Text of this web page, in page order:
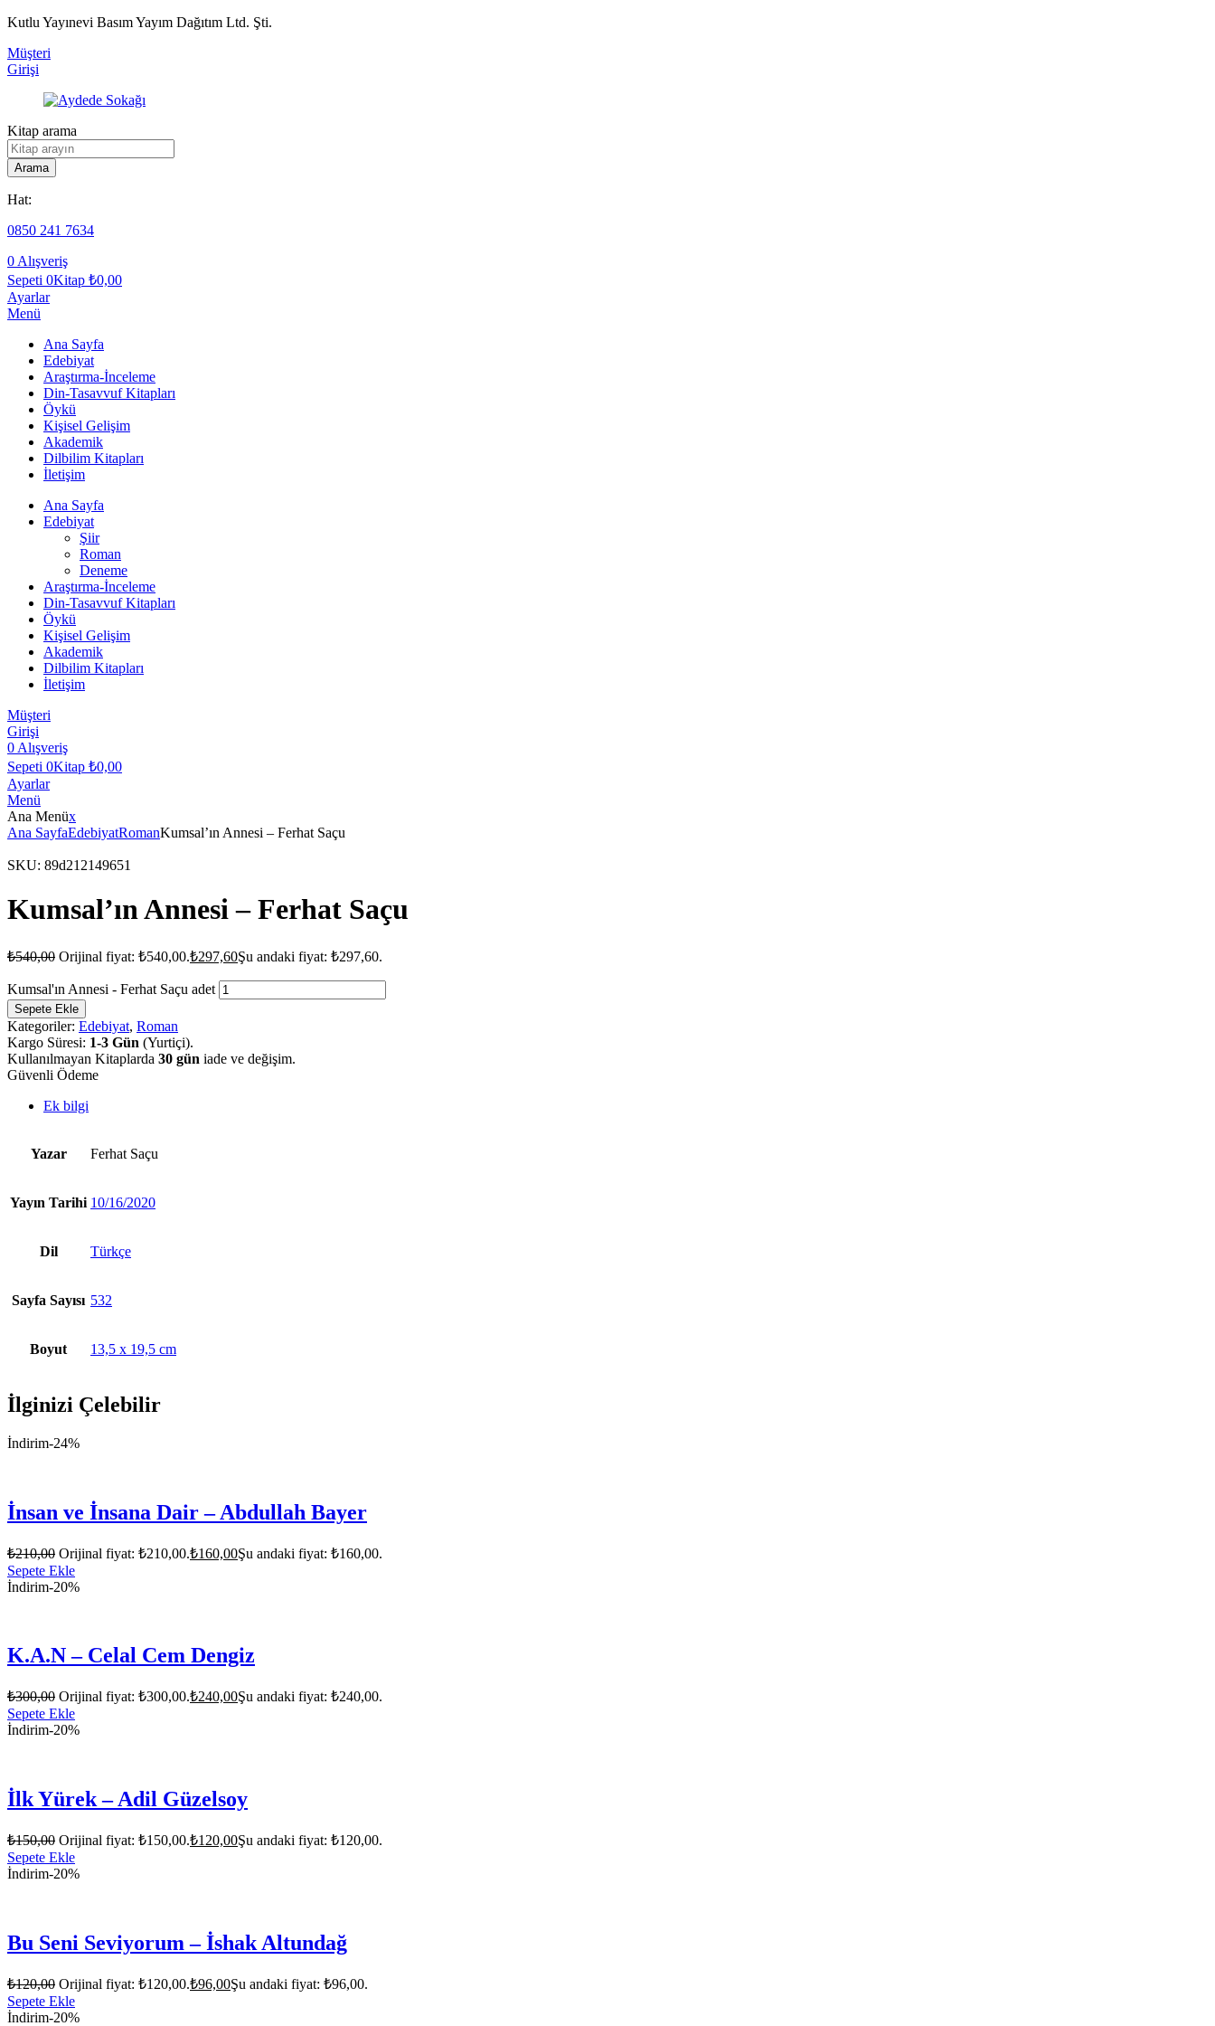
Kutlu Yayınevi Basım Yayım Dağıtım Ltd. Şti.
Müşteri
Girişi
Kitap arama
Arama
Hat:
0850 241 7634
0 Alışveriş
Sepeti 0Kitap ₺0,00
Ayarlar
Menü
Ana Sayfa
Edebiyat
Araştırma-İnceleme
Din-Tasavvuf Kitapları
Öykü
Kişisel Gelişim
Akademik
Dilbilim Kitapları
İletişim
Ana Sayfa
Edebiyat
Şiir
Roman
Deneme
Araştırma-İnceleme
Din-Tasavvuf Kitapları
Öykü
Kişisel Gelişim
Akademik
Dilbilim Kitapları
İletişim
Müşteri
Girişi
0 Alışveriş
Sepeti 0Kitap ₺0,00
Ayarlar
Menü
Ana Menüx
Ana SayfaEdebiyatRomanKumsal’ın Annesi – Ferhat Saçu
SKU: 89d212149651
Kumsal’ın Annesi – Ferhat Saçu
₺540,00 Orijinal fiyat: ₺540,00.₺297,60Şu andaki fiyat: ₺297,60.
Kumsal'ın Annesi - Ferhat Saçu adet
Sepete Ekle
Kategoriler: Edebiyat, Roman
Kargo Süresi: 1-3 Gün (Yurtiçi).
Kullanılmayan Kitaplarda 30 gün iade ve değişim.
Güvenli Ödeme
Ek bilgi
Yazar Ferhat Saçu
Yayın Tarihi 10/16/2020
Dil Türkçe
Sayfa Sayısı 532
Boyut 13,5 x 19,5 cm
İlginizi Çelebilir
İndirim-24%
İnsan ve İnsana Dair – Abdullah Bayer
₺210,00 Orijinal fiyat: ₺210,00.₺160,00Şu andaki fiyat: ₺160,00.
Sepete Ekle
İndirim-20%
K.A.N – Celal Cem Dengiz
₺300,00 Orijinal fiyat: ₺300,00.₺240,00Şu andaki fiyat: ₺240,00.
Sepete Ekle
İndirim-20%
İlk Yürek – Adil Güzelsoy
₺150,00 Orijinal fiyat: ₺150,00.₺120,00Şu andaki fiyat: ₺120,00.
Sepete Ekle
İndirim-20%
Bu Seni Seviyorum – İshak Altundağ
₺120,00 Orijinal fiyat: ₺120,00.₺96,00Şu andaki fiyat: ₺96,00.
Sepete Ekle
İndirim-20%